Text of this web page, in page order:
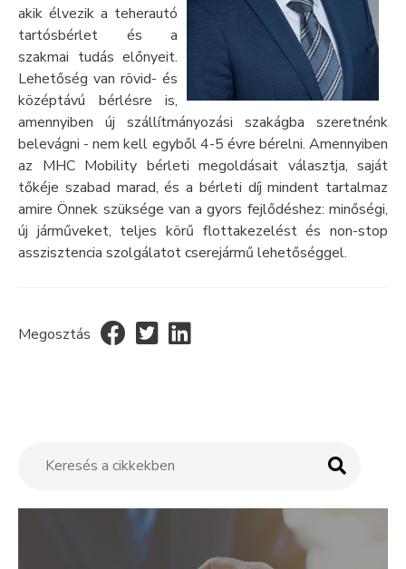
akik élvezik a teherautó
tartósbérlet és a
szakmai tudás előnyeit.
Lehetőség van rövid- és
középtávú bérlésre is,
amennyiben új szállítmányozási szakágba szeretnénk
belevágni - nem kell egyből 4-5 évre bérelni. Amennyiben
az MHC Mobility bérleti megoldásait választja, saját
tőkéje szabad marad, és a bérleti díj mindent tartalmaz
amire Önnek szüksége van a gyors fejlődéshez: minőségi,
új járműveket, teljes körű flottakezelést és non-stop
asszisztencia szolgálatot cserejármű lehetőséggel.
Megosztás